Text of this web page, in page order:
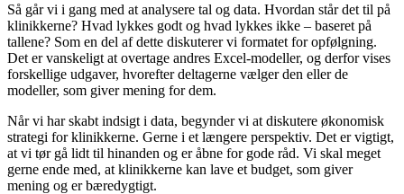
Så går vi i gang med at analysere tal og data. Hvordan står det til på
klinikkerne? Hvad lykkes godt og hvad lykkes ikke – baseret på
tallene? Som en del af dette diskuterer vi formatet for opfølgning.
Det er vanskeligt at overtage andres Excel-modeller, og derfor vises
forskellige udgaver, hvorefter deltagerne vælger den eller de
modeller, som giver mening for dem.
Når vi har skabt indsigt i data, begynder vi at diskutere økonomisk
strategi for klinikkerne. Gerne i et længere perspektiv. Det er vigtigt,
at vi tør gå lidt til hinanden og er åbne for gode råd. Vi skal meget
gerne ende med, at klinikkerne kan lave et budget, som giver
mening og er bæredygtigt.